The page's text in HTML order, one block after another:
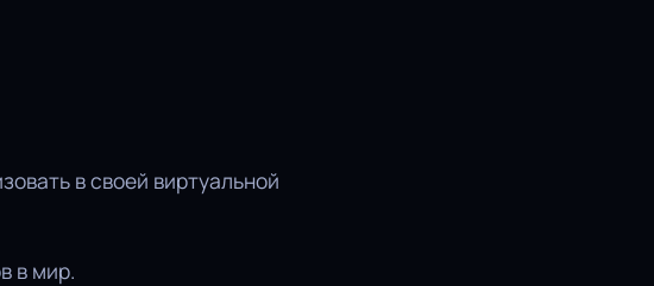
в своей виртуальной
в мир.